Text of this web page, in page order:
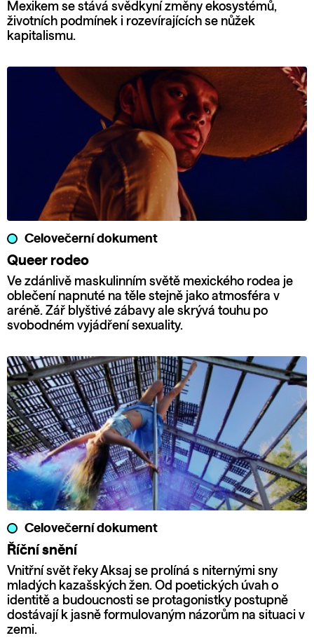
Mexikem se stává svědkyní změny ekosystémů,
životních podmínek i rozevírajících se nůžek
kapitalismu.
Celovečerní dokument
Queer rodeo
Ve zdánlivě maskulinním světě mexického rodea je
oblečení napnuté na těle stejně jako atmosféra v
aréně. Zář blyštivé zábavy ale skrývá touhu po
svobodném vyjádření sexuality.
Celovečerní dokument
Říční snění
Vnitřní svět řeky Aksaj se prolíná s niternými sny
mladých kazašských žen. Od poetických úvah o
identitě a budoucnosti se protagonistky postupně
dostávají k jasně formulovaným názorům na situaci v
zemi.